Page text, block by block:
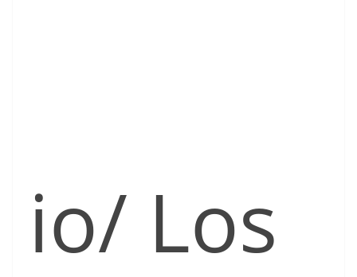
io/ Los